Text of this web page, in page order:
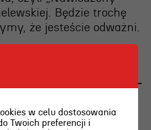
Będzie trochę
że jesteście odważni.
w celu dostosowania
Twoich preferencji i